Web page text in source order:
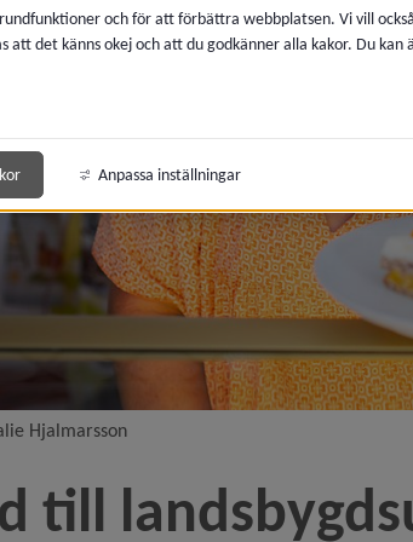
Hjalmarsson
till
och för att förbättra webbplatsen. Vi vill
det känns okej och att du godkänner alla kakor. Du kan
Anpassa inställningar